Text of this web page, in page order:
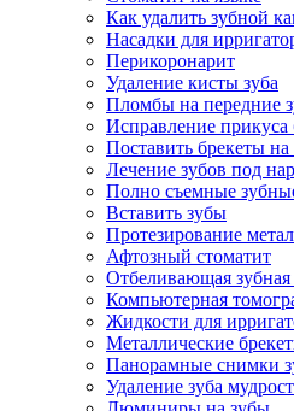
Как удалить зубной
Насадки для
Перикоронарит
Удаление кисты зуба
Пломбы на передние
Исправление прикуса
Поставить брекеты
Лечение зубов под
Полно съемные
Вставить зубы
Протезирование
Афтозный стоматит
Отбеливающая зубная
Компьютерная
Жидкости для
Металлические
Панорамные снимки
Удаление зуба